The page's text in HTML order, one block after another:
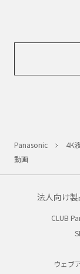
Panasonic 4K
動画
法人向け
CLUB
ウェブ